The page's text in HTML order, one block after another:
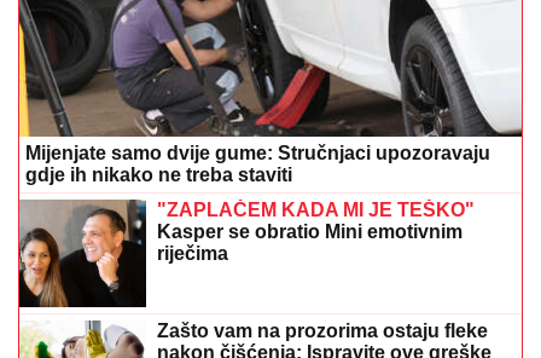
Mijenjate samo dvije gume: Stručnjaci upozoravaju
gdje ih nikako ne treba staviti
"ZAPLAČEM KADA MI JE TEŠKO"
Kasper se obratio Mini emotivnim
riječima
Zašto vam na prozorima ostaju fleke